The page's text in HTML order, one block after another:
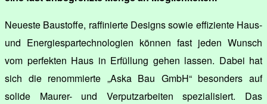
Neueste Baustoffe, raffinierte Designs sowie effiziente Haus-
und Energiespartechnologien können fast jeden Wunsch
vom perfekten Haus in Erfüllung gehen lassen. Dabei hat
sich die renommierte „Aska Bau GmbH“ besonders auf
solide Maurer- und Verputzarbeiten spezialisiert. Das